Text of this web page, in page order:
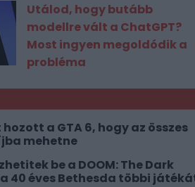
Utálod, hogy butább
modellre vált a ChatGPT?
Most ingyen megoldódik a
probléma
a GTA 6, hogy az összes
mehetne
be a DOOM: The Dark
40 éves Bethesda többi